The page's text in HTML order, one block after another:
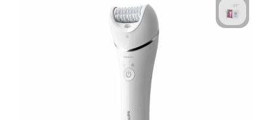
Pennen & Schrijfwaren
Gezondheid & Welzijn